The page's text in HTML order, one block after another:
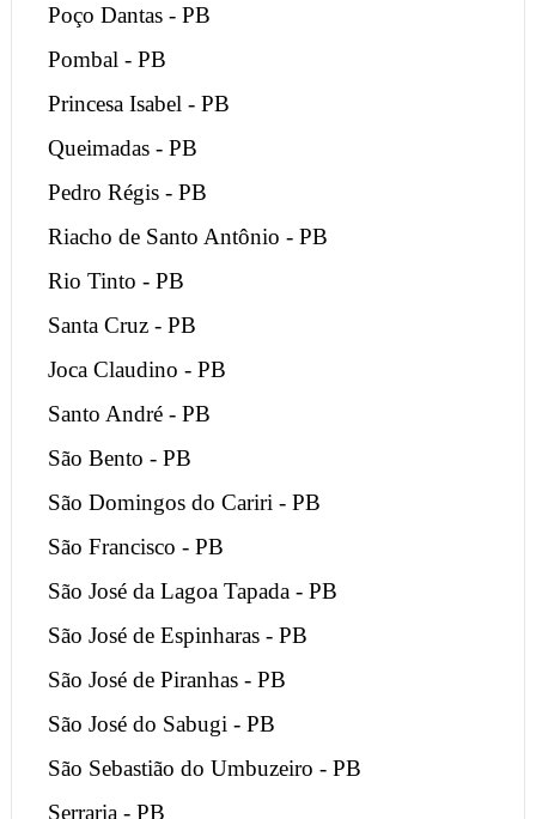
Poço Dantas - PB
Pombal - PB
Princesa Isabel - PB
Queimadas - PB
Pedro Régis - PB
Riacho de Santo Antônio - PB
Rio Tinto - PB
Santa Cruz - PB
Joca Claudino - PB
Santo André - PB
São Bento - PB
São Domingos do Cariri - PB
São Francisco - PB
São José da Lagoa Tapada - PB
São José de Espinharas - PB
São José de Piranhas - PB
São José do Sabugi - PB
São Sebastião do Umbuzeiro - PB
Serraria - PB